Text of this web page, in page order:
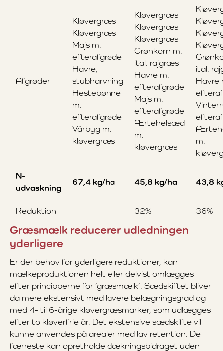
Afgrøder
Kløvergræs
Kløvergræs
Majs m.
efterafgrøde
Havre,
stubharvning
Hestebønne
m.
efterafgrøde
Vårbyg m.
kløvergræs
Kløvergræs
Kløvergræs
Kløvergræs
Grønkorn m.
ital. rajgræs
Havre m.
efterafgrøde
Majs m.
efterafgrøde
Ærtehelsæd
m.
kløvergræs
ital.
Havre
m.
N-
udvaskning
67,4 kg/ha 45,8 kg/ha 43,8
Reduktion 32% 36%
Græsmælk reducerer udledningen
yderligere
Er der behov for yderligere reduktioner, kan
mælkeproduktionen helt eller delvist omlægges
efter principperne for ’græsmælk’. Sædskiftet bliver
da mere ekstensivt med lavere belægningsgrad og
med 4- til 6-årige kløvergræsmarker, som udlægges
efter to kløverfrie år. Det ekstensive sædskifte vil
kunne anvendes på arealer med lav retention. De
færreste kan opretholde dækningsbidraget uden